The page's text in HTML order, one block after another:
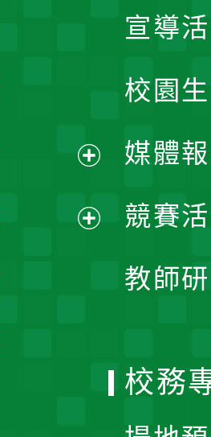
宣導
校園
媒體
競賽
教師
開
校務